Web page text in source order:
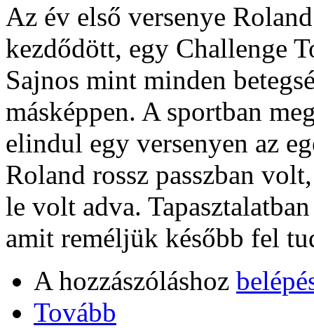
Az év első versenye
kezdődött, egy Challenge
Sajnos mint minden
másképpen. A sportban
elindul egy versenyen az
Roland rossz passzban
le volt adva.
amit reméljük később fel
A hozzászóláshoz
Tovább